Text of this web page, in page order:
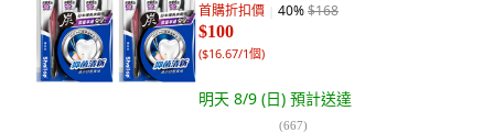
首購折扣價 40%$168
$100
($16.67/1個)
明天 8/9 (日) 預計送達
(667)